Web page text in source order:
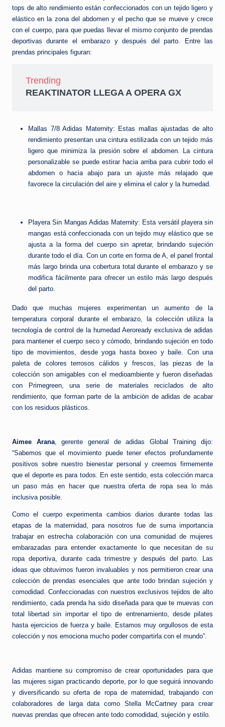
tops de alto rendimiento están confeccionados con un tejido ligero y
elástico en la zona del abdomen y el pecho que se mueve y crece
con el cuerpo, para que puedas llevar el mismo conjunto de prendas
deportivas durante el embarazo y después del parto. Entre las
prendas principales figuran:
Trending
REAKTINATOR LLEGA A OPERA GX
Mallas 7/8 Adidas Maternity: Estas mallas ajustadas de alto
rendimiento presentan una cintura estilizada con un tejido más
ligero que minimiza la presión sobre el abdomen. La cintura
personalizable se puede estirar hacia arriba para cubrir todo el
abdomen o hacia abajo para un ajuste más relajado que
favorece la circulación del aire y elimina el calor y la humedad.
Playera Sin Mangas Adidas Maternity: Esta versátil playera sin
mangas está confeccionada con un tejido muy elástico que se
ajusta a la forma del cuerpo sin apretar, brindando sujeción
durante todo el día. Con un corte en forma de A, el panel frontal
más largo brinda una cobertura total durante el embarazo y se
modifica fácilmente para ofrecer un estilo más largo después
del parto.
Dado que muchas mujeres experimentan un aumento de la
temperatura corporal durante el embarazo, la colección utiliza la
tecnología de control de la humedad Aeroready exclusiva de adidas
para mantener el cuerpo seco y cómodo, brindando sujeción en todo
tipo de movimientos, desde yoga hasta boxeo y baile. Con una
paleta de colores terrosos cálidos y frescos, las piezas de la
colección son amigables con el medioambiente y fueron diseñadas
con Primegreen, una serie de materiales reciclados de alto
rendimiento, que forman parte de la ambición de adidas de acabar
con los residuos plásticos.
Aimee Arana, gerente general de adidas Global Training dijo:
“Sabemos que el movimiento puede tener efectos profundamente
positivos sobre nuestro bienestar personal y creemos firmemente
que el deporte es para todos. En este sentido, esta colección marca
un paso más en hacer que nuestra oferta de ropa sea lo más
inclusiva posible.
Como el cuerpo experimenta cambios diarios durante todas las
etapas de la maternidad, para nosotros fue de suma importancia
trabajar en estrecha colaboración con una comunidad de mujeres
embarazadas para entender exactamente lo que necesitan de su
ropa deportiva, durante cada trimestre y después del parto. Las
ideas que obtuvimos fueron invaluables y nos permitieron crear una
colección de prendas esenciales que ante todo brindan sujeción y
comodidad. Confeccionadas con nuestros exclusivos tejidos de alto
rendimiento, cada prenda ha sido diseñada para que te muevas con
total libertad sin importar el tipo de entrenamiento, desde pilates
hasta ejercicios de fuerza y baile. Estamos muy orgullosos de esta
colección y nos emociona mucho poder compartirla con el mundo”.
Adidas mantiene su compromiso de crear oportunidades para que
las mujeres sigan practicando deporte, por lo que seguirá innovando
y diversificando su oferta de ropa de maternidad, trabajando con
colaboradores de larga data como Stella McCartney para crear
nuevas prendas que ofrecen ante todo comodidad, sujeción y estilo.